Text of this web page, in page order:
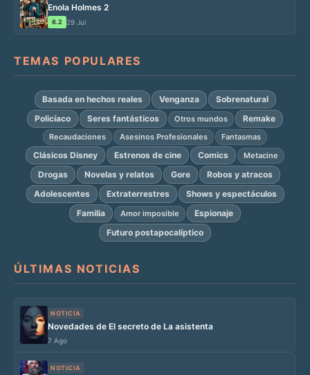
Enola Holmes 2
6.2 29 Jul
TEMAS POPULARES
Basada en hechos reales Venganza
Sobrenatural
Policíaco
Seres fantásticos Otros mundos Remake
Recaudaciones Asesinos Profesionales Fantasmas
Clásicos Disney Estrenos de cine Comics Metacine
Drogas Novelas y relatos Gore
Robos y atracos
Adolescentes
Extraterrestres
Shows y espectáculos
Familia
Amor imposible
Espionaje
Futuro postapocalíptico
ÚLTIMAS NOTICIAS
NOTICIA
Novedades de El secreto de La asistenta
7 Ago
NOTICIA